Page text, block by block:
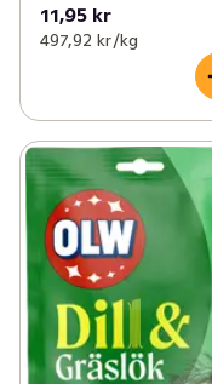
11,95 kr
497,92 kr /kg